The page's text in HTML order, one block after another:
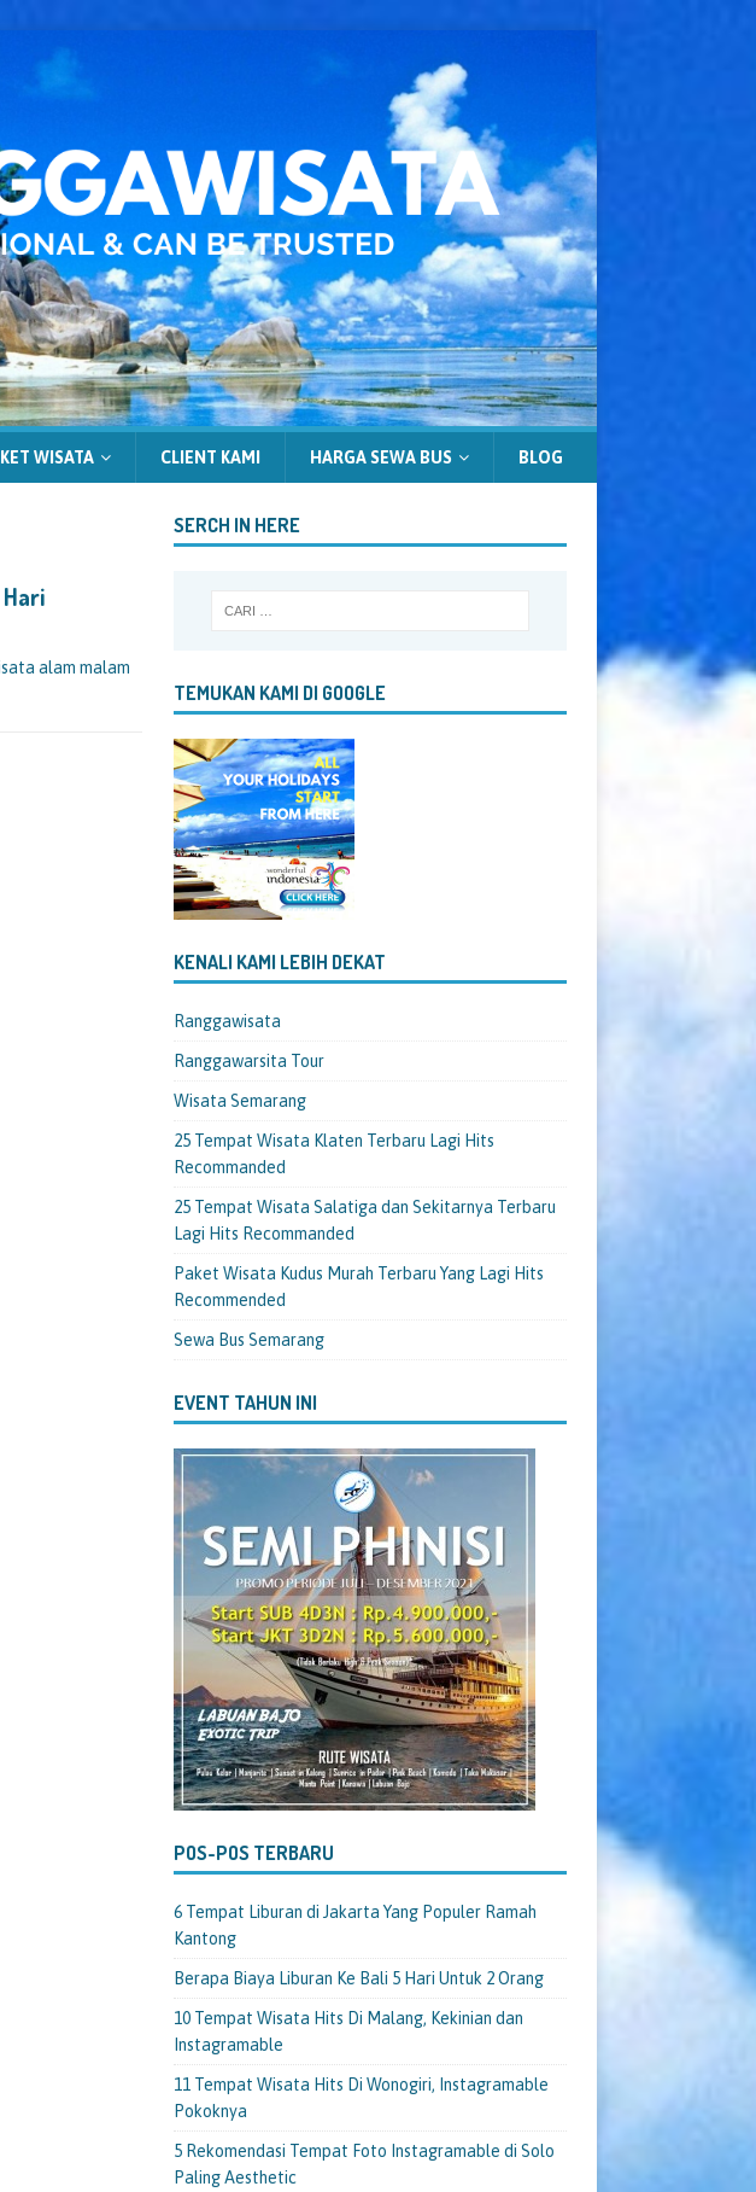
WISATA CLIENT KAMI HARGA SEWA BUS BLOG
alam malam
SERCH IN HERE
TEMUKAN KAMI DI GOOGLE
KENALI KAMI LEBIH DEKAT
Ranggawisata
Ranggawarsita Tour
Wisata Semarang
25 Tempat Wisata Klaten Terbaru Lagi Hits
Recommanded
25 Tempat Wisata Salatiga dan Sekitarnya Terbaru
Lagi Hits Recommanded
Paket Wisata Kudus Murah Terbaru Yang Lagi Hits
Recommended
Sewa Bus Semarang
EVENT TAHUN INI
POS-POS TERBARU
6 Tempat Liburan di Jakarta Yang Populer Ramah
Kantong
Berapa Biaya Liburan Ke Bali 5 Hari Untuk 2 Orang
10 Tempat Wisata Hits Di Malang, Kekinian dan
Instagramable
11 Tempat Wisata Hits Di Wonogiri, Instagramable
Pokoknya
5 Rekomendasi Tempat Foto Instagramable di Solo
Paling Aesthetic